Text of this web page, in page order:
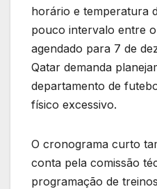
horário e temperatura
pouco intervalo entre
agendado para 7 de
Qatar demanda
departamento de
físico excessivo.
O cronograma curto
conta pela comissão
programação de